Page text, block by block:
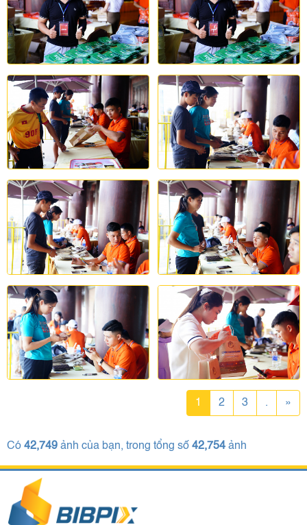
1 2 3 . »
Có 42,749 ảnh của bạn, trong tổng số 42,754 ảnh